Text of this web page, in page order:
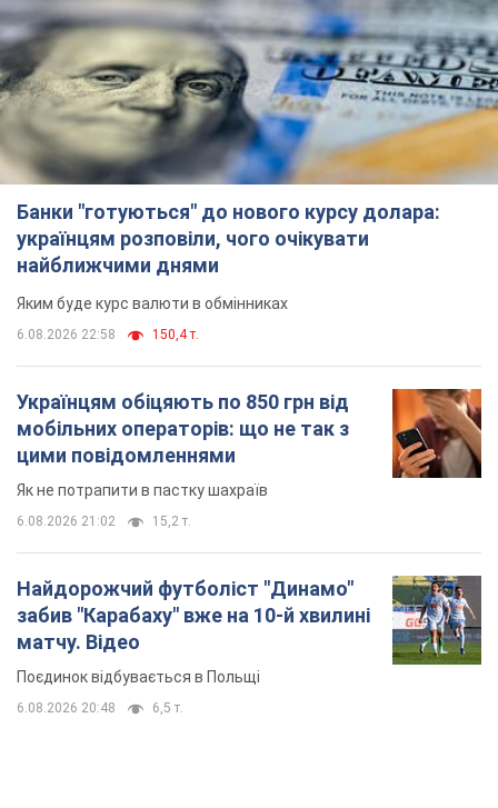
Банки "готуються" до нового курсу долара:
українцям розповіли, чого очікувати
найближчими днями
Яким буде курс валюти в обмінниках
6.08.2026 22:58 150,4 т.
Українцям обіцяють по 850 грн від
мобільних операторів: що не так з
цими повідомленнями
Як не потрапити в пастку шахраїв
6.08.2026 21:02 15,2 т.
Найдорожчий футболіст "Динамо"
забив "Карабаху" вже на 10-й хвилині
матчу. Відео
Поєдинок відбувається в Польщі
6.08.2026 20:48 6,5 т.